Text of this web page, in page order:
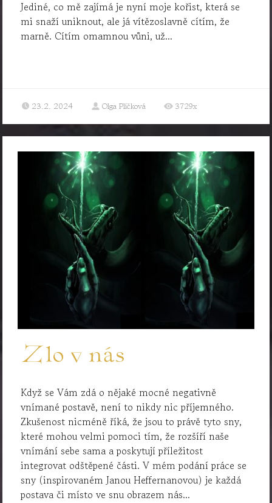
Jediné, co mě zajímá je nyní moje kořist, která se
mi snaží uniknout, ale já vítězoslavně cítím, že
marně. Cítím omamnou vůni, už...
23.2. 2024 Olga Plíčková 3729x
Zlo v nás
Když se Vám zdá o nějaké mocné negativně
vnímané postavě, není to nikdy nic příjemného.
Zkušenost nicméně říká, že jsou to právě tyto sny,
které mohou velmi pomoci tím, že rozšíří naše
vnímání sebe sama a poskytují příležitost
integrovat odštěpené části. V mém podání práce se
sny (inspirovaném Janou Heffernanovou) je každá
postava či místo ve snu obrazem nás...